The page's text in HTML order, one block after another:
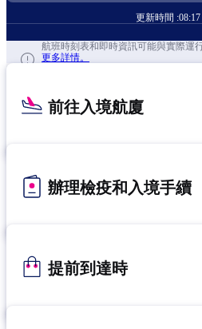
更新時間 :08:17
前往航班預
航班時刻表和即時資訊可能與實際運
更多詳情。
前往入境航廈
辦理檢疫和入境手續
提前到達時